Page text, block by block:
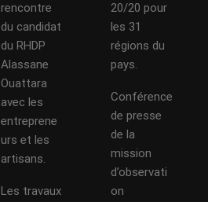
rencontre
du candidat
du RHDP
Alassane
Ouattara
avec les
entreprene
urs et les
artisans.
Les travaux
20/20 pour
les 31
régions du
pays.
Conférence
de presse
de la
mission
d’observati
on